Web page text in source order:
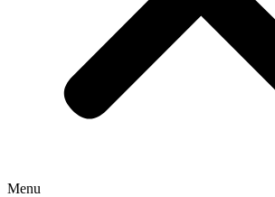
Menu